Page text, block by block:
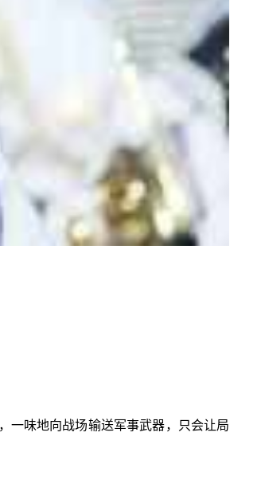
一味地向战场输送军事武器，只会让局